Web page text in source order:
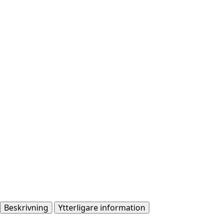
Beskrivning Ytterligare information